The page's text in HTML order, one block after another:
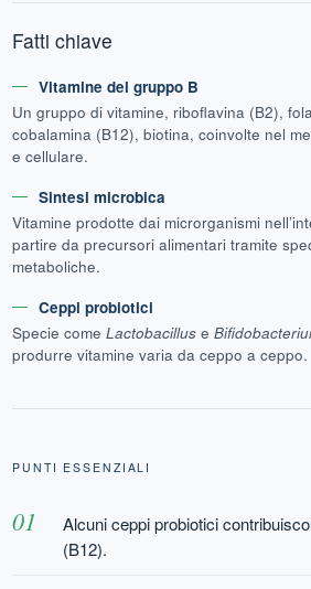
Fatti chiave
Vitamine del gruppo B
Un gruppo di vitamine, riboflavina (B2),
cobalamina (B12), biotina, coinvolte nel
e cellulare.
Sintesi microbica
Vitamine prodotte dai microrganismi
partire da precursori alimentari tramite
metaboliche.
Ceppi probiotici
Specie come Lactobacillus e
produrre vitamine varia da ceppo a ceppo.
PUNTI ESSENZIALI
Alcuni ceppi probiotici
(B12).